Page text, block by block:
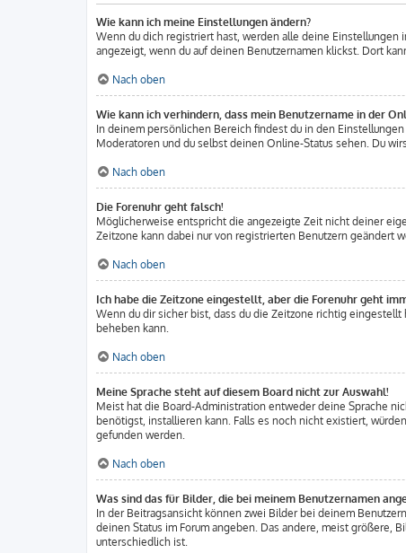
Wie kann ich meine Einstellungen ändern?
Wenn du dich registriert hast, werden alle deine Einstellungen
angezeigt, wenn du auf deinen Benutzernamen klickst. Dort
Nach oben
Wie kann ich verhindern, dass mein Benutzername in der
In deinem persönlichen Bereich findest du in den
Moderatoren und du selbst deinen Online-Status sehen. Du
Nach oben
Die Forenuhr geht falsch!
Möglicherweise entspricht die angezeigte Zeit nicht deiner
Zeitzone kann dabei nur von registrierten Benutzern geändert
Nach oben
Ich habe die Zeitzone eingestellt, aber die Forenuhr geht
Wenn du dir sicher bist, dass du die Zeitzone richtig
beheben kann.
Nach oben
Meine Sprache steht auf diesem Board nicht zur Auswahl!
Meist hat die Board-Administration entweder deine Sprache
benötigst, installieren kann. Falls es noch nicht existiert,
gefunden werden.
Nach oben
Was sind das für Bilder, die bei meinem Benutzernamen
In der Beitragsansicht können zwei Bilder bei deinem
deinen Status im Forum angeben. Das andere, meist größere,
unterschiedlich ist.